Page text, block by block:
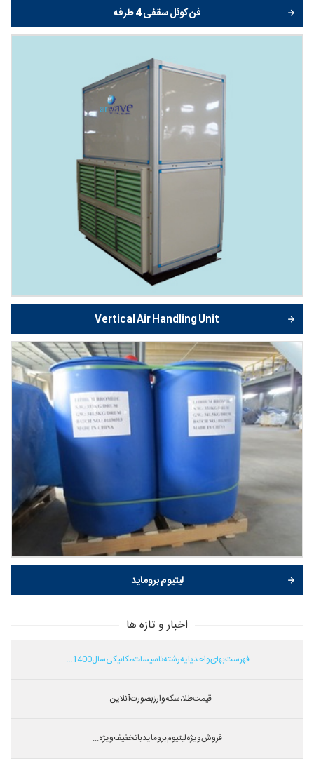
فن کوئل سقفی 4 طرفه
Vertical Air Handling Unit
لیتیوم بروماید
اخبار و تازه ها
فهرست بهای واحد پایه رشته تاسیسات مکانیکی سال 1400...
قیمت طلا،سکه و ارز بصورت آنلاین...
فروش ویژه لیتیوم بروماید با تخفیف ویژه...